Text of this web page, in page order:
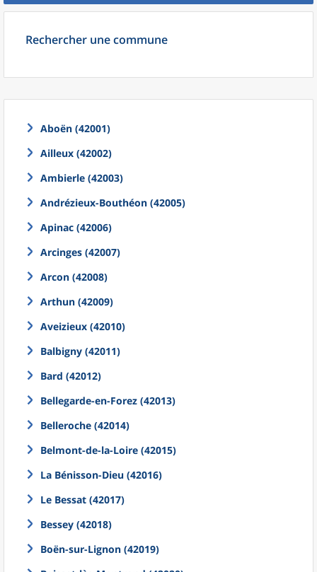
Rechercher une commune
Aboën (42001)
Ailleux (42002)
Ambierle (42003)
Andrézieux-Bouthéon (42005)
Apinac (42006)
Arcinges (42007)
Arcon (42008)
Arthun (42009)
Aveizieux (42010)
Balbigny (42011)
Bard (42012)
Bellegarde-en-Forez (42013)
Belleroche (42014)
Belmont-de-la-Loire (42015)
La Bénisson-Dieu (42016)
Le Bessat (42017)
Bessey (42018)
Boën-sur-Lignon (42019)